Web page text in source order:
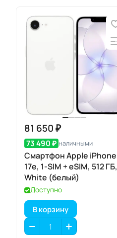
81 650 ₽
73 490 ₽ наличными
Смартфон Apple iPhone
17e, 1-SIM + eSIM, 512 ГБ,
White (белый)
Доступно
В корзину